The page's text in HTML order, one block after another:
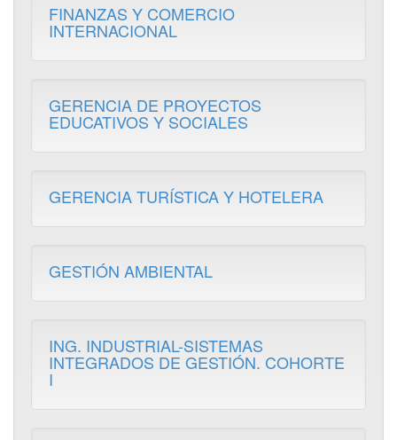
FINANZAS Y COMERCIO
INTERNACIONAL
GERENCIA DE PROYECTOS
EDUCATIVOS Y SOCIALES
GERENCIA TURÍSTICA Y HOTELERA
GESTIÓN AMBIENTAL
ING. INDUSTRIAL-SISTEMAS
INTEGRADOS DE GESTIÓN. COHORTE
I